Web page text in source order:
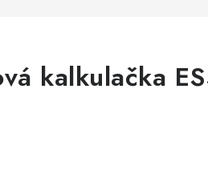
kalkulačka